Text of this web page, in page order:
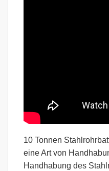
10 Tonnen
eine Art von
Handhabung des